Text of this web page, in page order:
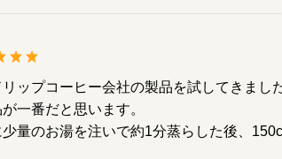
ップコーヒー会社の製品を試してきま
一番だと思います。
少量のお湯を注いで約1分蒸らした後、